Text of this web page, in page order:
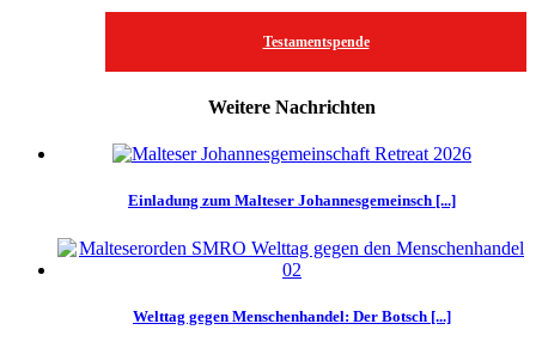
Testamentspende
Weitere Nachrichten
Einladung zum Malteser Johannesgemeinsch [...]
Welttag gegen Menschenhandel: Der Botsch [...]